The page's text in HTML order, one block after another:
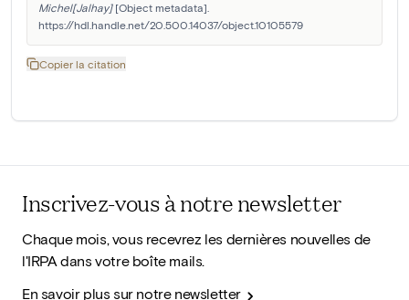
Michel[Jalhay] [Object metadata].
https://hdl.handle.net/20.500.14037/object.10105579
Copier la citation
Inscrivez-vous à notre newsletter
Chaque mois, vous recevrez les dernières nouvelles de
l'IRPA dans votre boîte mails.
En savoir plus sur notre newsletter